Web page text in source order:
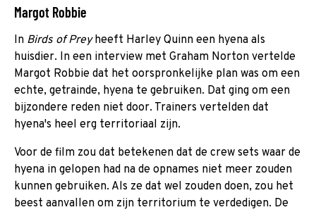
Margot Robbie
In Birds of Preyheeft Harley Quinn een hyena als
huisdier. In een interview met Graham Norton vertelde
Margot Robbie dat het oorspronkelijke plan was om een
echte, getrainde, hyena te gebruiken. Dat ging om een
bijzondere reden niet door. Trainers vertelden dat
hyena's heel erg territoriaal zijn.
Voor de film zou dat betekenen dat de crew sets waar de
hyena in gelopen had na de opnames niet meer zouden
kunnen gebruiken. Als ze dat wel zouden doen, zou het
beest aanvallen om zijn territorium te verdedigen. De